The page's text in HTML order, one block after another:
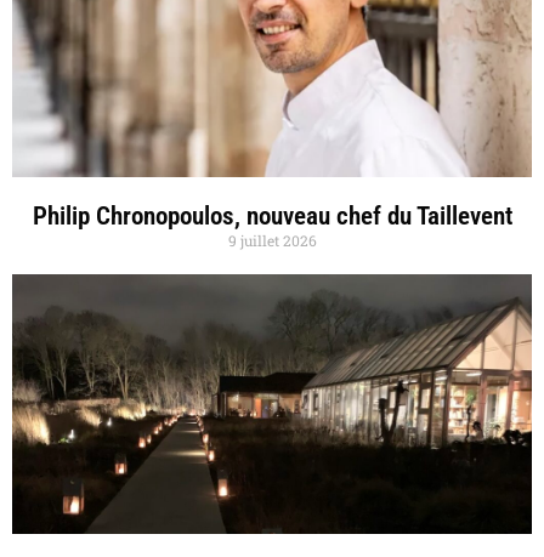
Philip Chronopoulos, nouveau chef du Taillevent
9 juillet 2026